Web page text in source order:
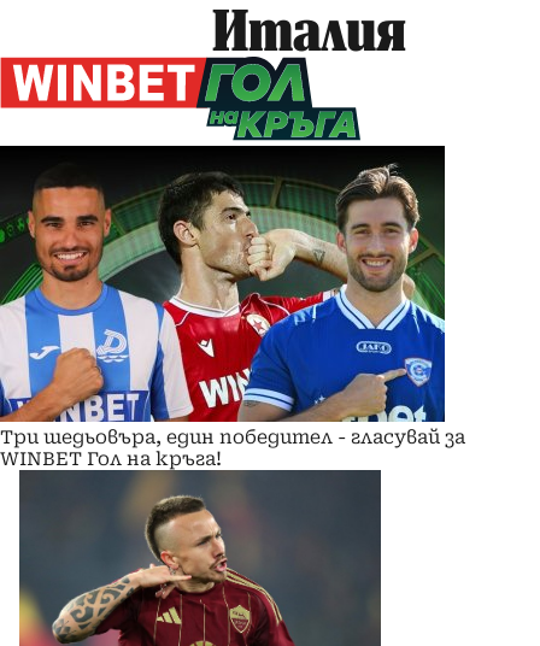
Италия
Три шедьовъра, един победител - гласувай за
WINBET Гол на кръга!